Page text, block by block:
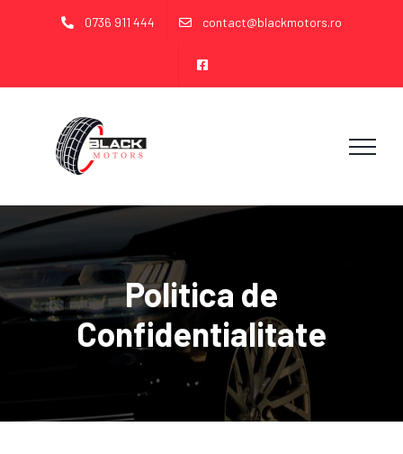
0736 911 444 contact@blackmotors.ro
Politica de
Confidentialitate